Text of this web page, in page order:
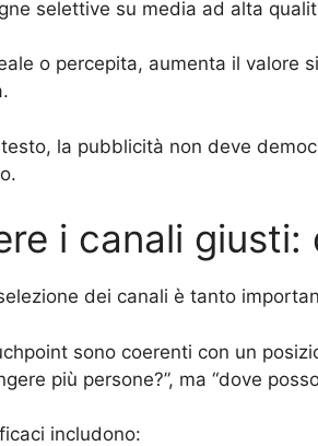
selettive su media ad alta
o percepita, aumenta il valore
la pubblicità non deve
i canali
dei canali è tanto
sono coerenti con un
più persone?”, ma “dove
includono: